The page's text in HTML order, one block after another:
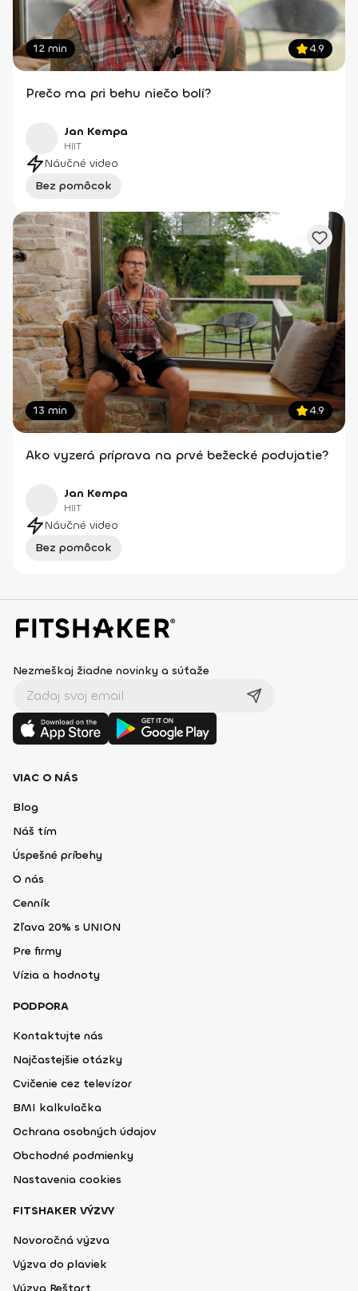
12 min 4.9
Prečo ma pri behu niečo bolí?
Jan Kempa
HIIT
Náučné video
Bez pomôcok
13 min 4.9
Ako vyzerá príprava na prvé bežecké podujatie?
Jan Kempa
HIIT
Náučné video
Bez pomôcok
Nezmeškaj žiadne novinky a súťaže
VIAC O NÁS
Blog
Náš tím
Úspešné príbehy
O nás
Cenník
Zľava 20% s UNION
Pre firmy
Vízia a hodnoty
PODPORA
Kontaktujte nás
Najčastejšie otázky
Cvičenie cez televízor
BMI kalkulačka
Ochrana osobných údajov
Obchodné podmienky
Nastavenia cookies
FITSHAKER VÝZVY
Novoročná výzva
Výzva do plaviek